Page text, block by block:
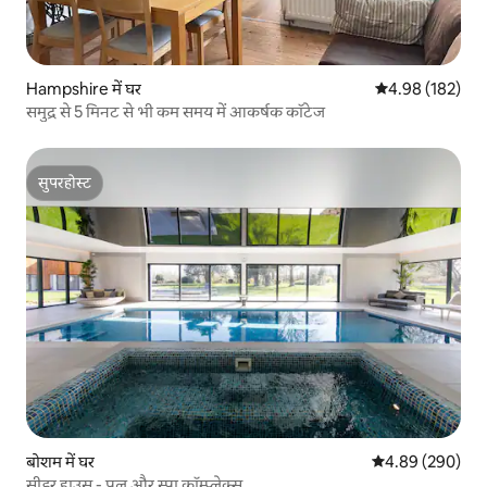
Hampshire में घर औसत रेटिंग 5 में से
4.98 (182)
समुद्र से 5 मिनट से भी कम समय में आकर्षक कॉटेज
सुपरहोस्ट
सुपरहोस्ट
बोशम में घर औसत रेटिंग 5 में से
4.89 (290)